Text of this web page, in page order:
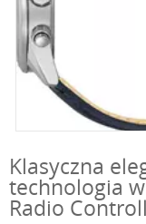
Klasyczna
technologia
Radio